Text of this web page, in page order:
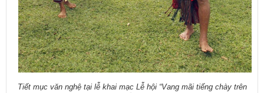
Tiết mục văn nghệ tại lễ khai mạc Lễ hội “Vang mãi tiếng chày trên